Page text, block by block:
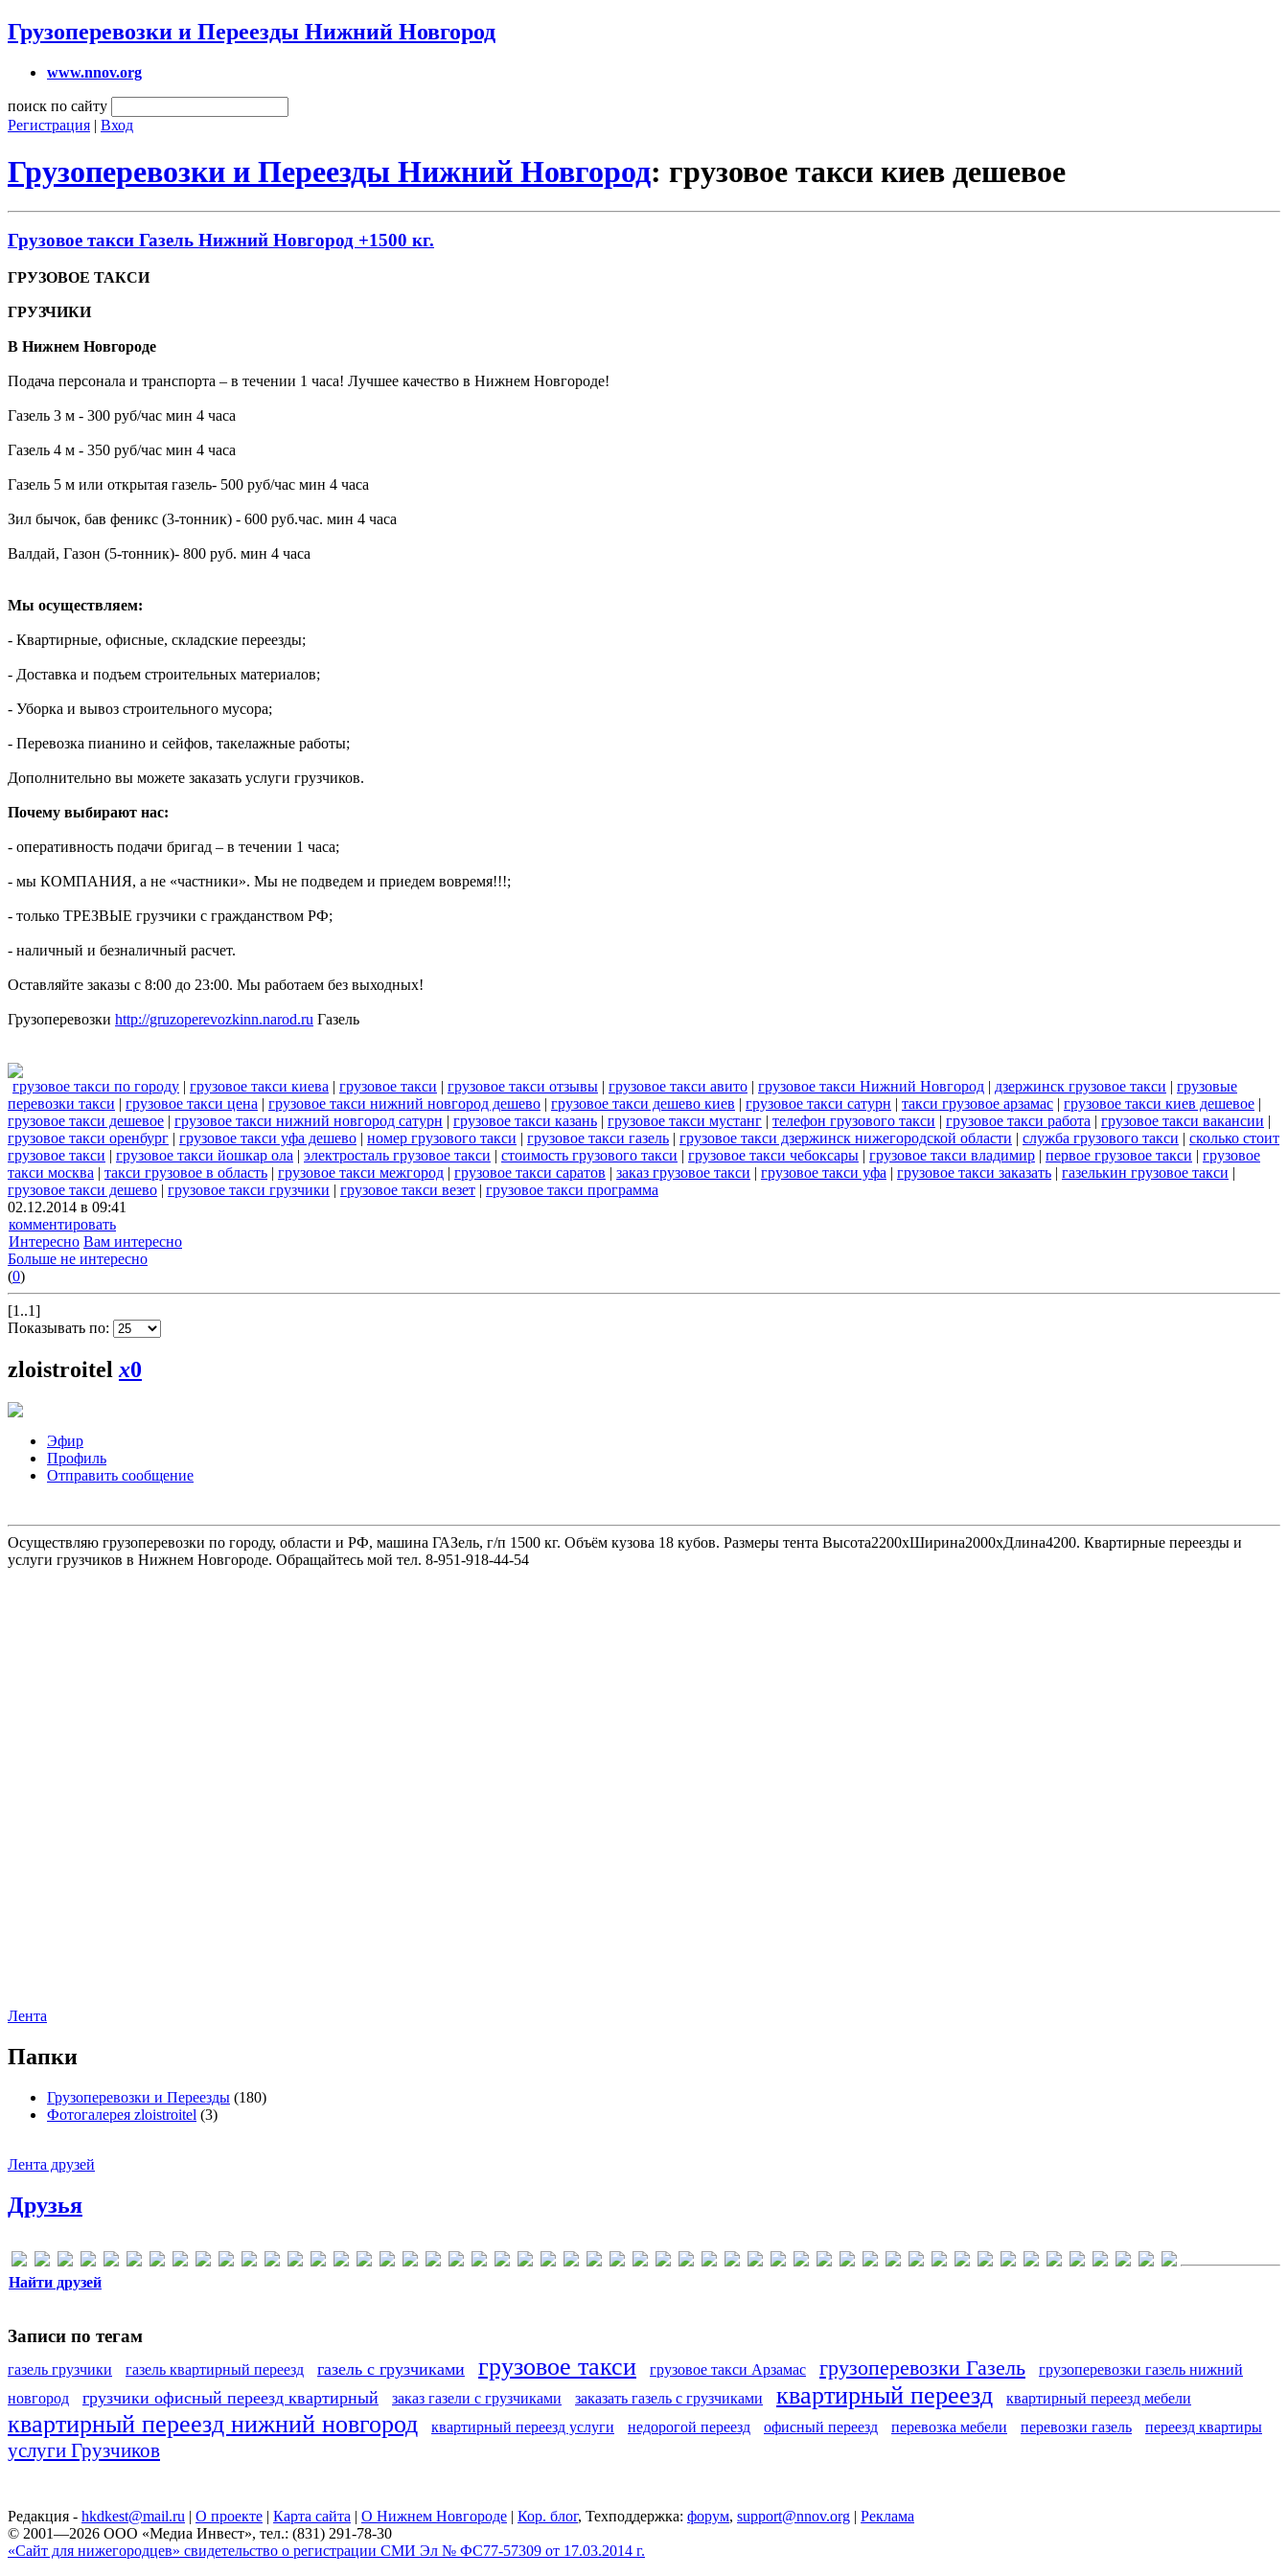
Грузоперевозки и Переезды Нижний Новгород
www.nnov.org
поиск по сайту
Регистрация | Вход
Грузоперевозки и Переезды Нижний Новгород: грузовое такси киев дешевое
Грузовое такси Газель Нижний Новгород +1500 кг.
ГРУЗОВОЕ ТАКСИ
ГРУЗЧИКИ
В Нижнем Новгороде
Подача персонала и транспорта – в течении 1 часа! Лучшее качество в Нижнем Новгороде!
Газель 3 м - 300 руб/час мин 4 часа
Газель 4 м - 350 руб/час мин 4 часа
Газель 5 м или открытая газель- 500 руб/час мин 4 часа
Зил бычок, бав феникс (3-тонник) - 600 руб.час. мин 4 часа
Валдай, Газон (5-тонник)- 800 руб. мин 4 часа
Мы осуществляем:
- Квартирные, офисные, складские переезды;
- Доставка и подъем строительных материалов;
- Уборка и вывоз строительного мусора;
- Перевозка пианино и сейфов, такелажные работы;
Дополнительно вы можете заказать услуги грузчиков.
Почему выбирают нас:
- оперативность подачи бригад – в течении 1 часа;
- мы КОМПАНИЯ, а не «частники». Мы не подведем и приедем вовремя!!!;
- только ТРЕЗВЫЕ грузчики с гражданством РФ;
- наличный и безналичный расчет.
Оставляйте заказы с 8:00 до 23:00. Мы работаем без выходных!
Грузоперевозки http://gruzoperevozkinn.narod.ru Газель
грузовое такси по городу | грузовое такси киева | грузовое такси | грузовое такси отзывы | грузовое такси авито | грузовое такси Нижний Новгород | дзержинск грузовое такси | грузовые
перевозки такси | грузовое такси цена | грузовое такси нижний новгород дешево | грузовое такси дешево киев | грузовое такси сатурн | такси грузовое арзамас | грузовое такси киев дешевое |
грузовое такси дешевое | грузовое такси нижний новгород сатурн | грузовое такси казань | грузовое такси мустанг | телефон грузового такси | грузовое такси работа | грузовое такси вакансии |
грузовое такси оренбург | грузовое такси уфа дешево | номер грузового такси | грузовое такси газель | грузовое такси дзержинск нижегородской области | служба грузового такси | сколько стоит
грузовое такси | грузовое такси йошкар ола | электросталь грузовое такси | стоимость грузового такси | грузовое такси чебоксары | грузовое такси владимир | первое грузовое такси | грузовое
такси москва | такси грузовое в область | грузовое такси межгород | грузовое такси саратов | заказ грузовое такси | грузовое такси уфа | грузовое такси заказать | газелькин грузовое такси |
грузовое такси дешево | грузовое такси грузчики | грузовое такси везет | грузовое такси программа
02.12.2014 в 09:41
комментировать
Интересно Вам интересно
Больше не интересно
(0)
[1..1]
Показывать по:
zloistroitel x0
Эфир
Профиль
Отправить сообщение
Осуществляю грузоперевозки по городу, области и РФ, машина ГАЗель, г/п 1500 кг. Объём кузова 18 кубов. Размеры тента Высота2200хШирина2000хДлина4200. Квартирные переезды и
услуги грузчиков в Нижнем Новгороде. Обращайтесь мой тел. 8-951-918-44-54
Лента
Папки
Грузоперевозки и Переезды (180)
Фотогалерея zloistroitel (3)
Лента друзей
Друзья
Найти друзей
Записи по тегам
газель грузчики газель квартирный переезд газель с грузчиками грузовое такси грузовое такси Арзамас грузоперевозки Газель
грузоперевозки газель нижний
новгород
грузчики офисный переезд квартирный заказ газели с грузчиками заказать газель с грузчиками квартирный переезд квартирный переезд мебели
квартирный переезд нижний новгород квартирный переезд услуги недорогой переезд офисный переезд перевозка мебели перевозки газель переезд квартиры
услуги Грузчиков
Редакция - hkdkest@mail.ru | О проекте | Карта сайта | О Нижнем Новгороде | Кор. блог, Техподдержка: форум, support@nnov.org | Реклама
© 2001—2026 ООО «Медиа Инвест», тел.: (831) 291-78-30
«Сайт для нижегородцев» свидетельство о регистрации СМИ Эл № ФС77-57309 от 17.03.2014 г.